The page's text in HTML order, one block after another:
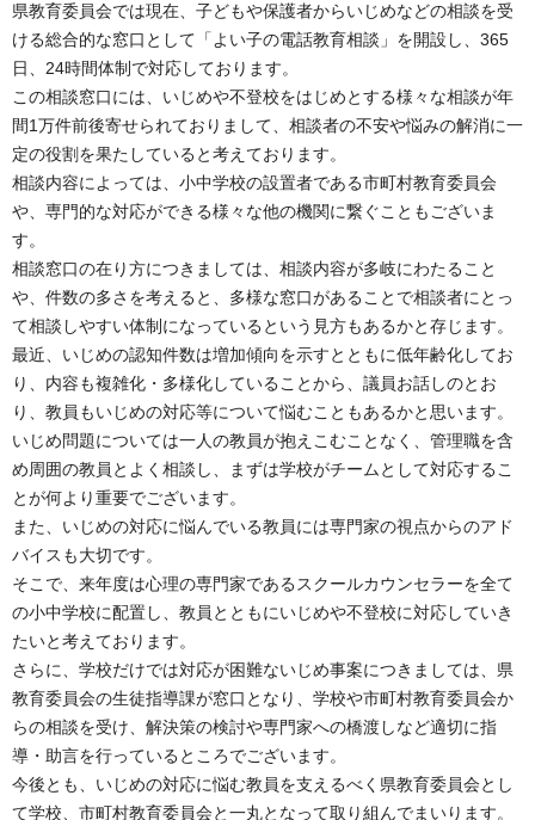
県教育委員会では現在、子どもや保護者からいじめなどの相談を受
ける総合的な窓口として「よい子の電話教育相談」を開設し、365
日、24時間体制で対応しております。
この相談窓口には、いじめや不登校をはじめとする様々な相談が年
間1万件前後寄せられておりまして、相談者の不安や悩みの解消に一
定の役割を果たしていると考えております。
相談内容によっては、小中学校の設置者である市町村教育委員会
や、専門的な対応ができる様々な他の機関に繋ぐこともございま
す。
相談窓口の在り方につきましては、相談内容が多岐にわたること
や、件数の多さを考えると、多様な窓口があることで相談者にとっ
て相談しやすい体制になっているという見方もあるかと存じます。
最近、いじめの認知件数は増加傾向を示すとともに低年齢化してお
り、内容も複雑化・多様化していることから、議員お話しのとお
り、教員もいじめの対応等について悩むこともあるかと思います。
いじめ問題については一人の教員が抱えこむことなく、管理職を含
め周囲の教員とよく相談し、まずは学校がチームとして対応するこ
とが何より重要でございます。
また、いじめの対応に悩んでいる教員には専門家の視点からのアド
バイスも大切です。
そこで、来年度は心理の専門家であるスクールカウンセラーを全て
の小中学校に配置し、教員とともにいじめや不登校に対応していき
たいと考えております。
さらに、学校だけでは対応が困難ないじめ事案につきましては、県
教育委員会の生徒指導課が窓口となり、学校や市町村教育委員会か
らの相談を受け、解決策の検討や専門家への橋渡しなど適切に指
導・助言を行っているところでございます。
今後とも、いじめの対応に悩む教員を支えるべく県教育委員会とし
て学校、市町村教育委員会と一丸となって取り組んでまいります。